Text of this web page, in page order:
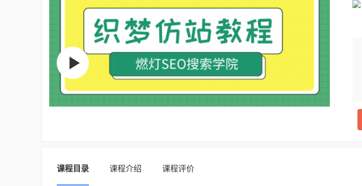
课程目录 课程介绍 课程评价